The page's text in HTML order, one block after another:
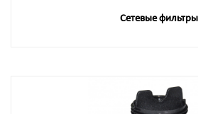
Сетевые фильтры